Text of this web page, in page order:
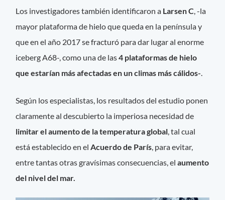
Los investigadores también identificaron a Larsen C , -la
mayor plataforma de hielo que queda en la península y
que en el año 2017 se fracturó para dar lugar al enorme
iceberg A68-, como una de las4 plataformas de hielo
que estarían más afectadas en un climas más cálidos-
Según los especialistas, los resultados del estudio ponen
claramente al descubierto la imperiosa necesidad de
limitar el aumento de la temperatura global, tal cual
está establecido en elAcuerdo de París, para evitar,
entre tantas otras gravísimas consecuencias, elaumento
del nivel del mar.